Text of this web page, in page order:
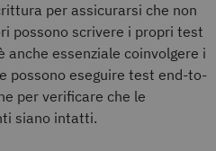
per assicurarsi che non
possono scrivere i propri test
anche essenziale coinvolgere i
possono eseguire test end-to-
per verificare che le
siano intatti.